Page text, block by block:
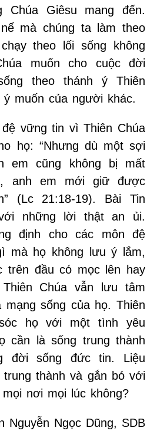
Chúa Giêsu mang đến.
mà chúng ta làm theo
theo lối sống không
muốn cho cuộc đời
theo thánh ý Thiên
muốn của người khác.
vững tin vì Thiên Chúa
họ: “Nhưng dù một sợi
em cũng không bị mất
anh em mới giữ được
(Lc 21:18-19). Bài Tin
những lời thật an ủi.
định cho các môn đệ
mà họ không lưu ý lắm,
đầu có mọc lên hay
Chúa vẫn lưu tâm
mạng sống của họ. Thiên
họ với một tình yêu
cần là sống trung thành
đời sống đức tin. Liệu
thành và gắn bó với
nơi mọi lúc không?
Nguyễn Ngọc Dũng, SDB